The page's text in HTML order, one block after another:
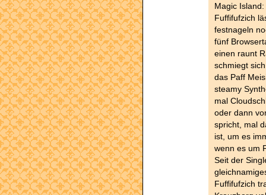
Magic
Fuffifufzich
festnageln
fünf
einen raunt
schmiegt
das Paff
steamy
mal
oder dann
spricht, mal
ist, um es
wenn es um
Seit der
Fuffifufzich